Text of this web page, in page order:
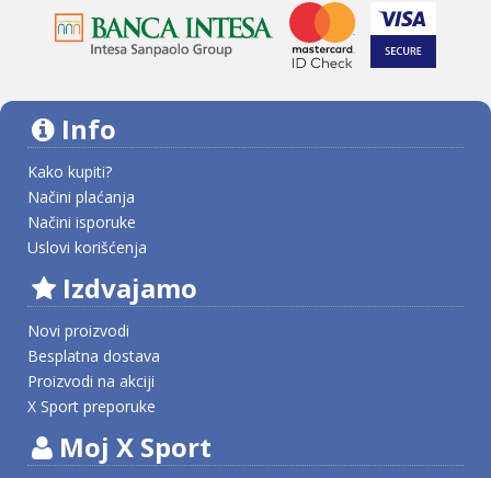
Info
Kako kupiti?
Načini plaćanja
Načini isporuke
Uslovi korišćenja
Izdvajamo
Novi proizvodi
Besplatna dostava
Proizvodi na akciji
X Sport preporuke
Moj X Sport